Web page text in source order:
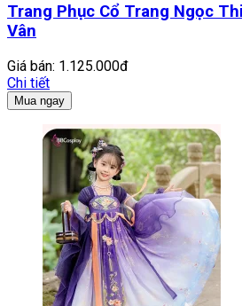
Trang Phục Cổ Trang Ngọc
Vân
Giá bán: 1.125.000đ
Chi tiết
Mua ngay